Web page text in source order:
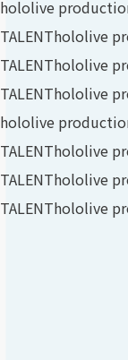
hololive
TALENThololive
TALENThololive
TALENThololive
hololive
TALENThololive
TALENThololive
TALENThololive